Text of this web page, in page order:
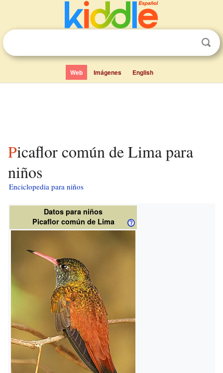
Web Imágenes English
Picaflor común de Lima para
niños
Enciclopedia para niños
Datos para niños
Picaflor común de Lima